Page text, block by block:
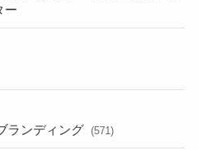
ー
ランディング (571)